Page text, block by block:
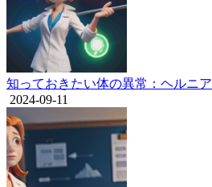
知っておきたい体の異常：ヘルニア
2024-09-11